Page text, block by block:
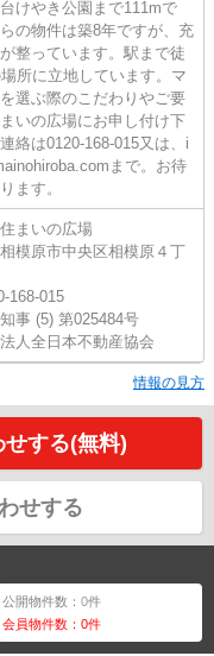
けやき公園まで111mで
の物件は築8年ですが、充
整っています。駅まで徒
所に立地しています。マ
選ぶ際のこだわりやご要
いの広場にお申し付け下
絡は0120-168-015又は、i
まで。お待
ます。
まいの広場
模原市中央区相模原４丁
168-015
事 (5) 第025484号
人全日本不動産協会
情報の見方
する(無料)
せする
公開物件数：0件
会員物件数：0件